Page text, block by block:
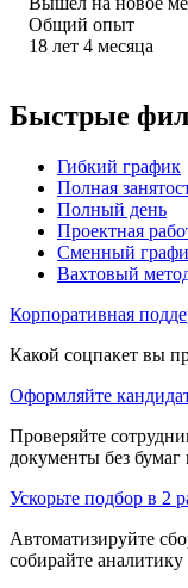
Общий опыт
18 лет 4 месяца
Быстрые
Гибкий график
Полная
Полный день
Проектная
Сменный
Вахтовый
Корпоративная
Какой соцпакет вы
Оформляйте
Проверяйте
документы без
Ускорьте подбор в 2
Автоматизируйте
собирайте